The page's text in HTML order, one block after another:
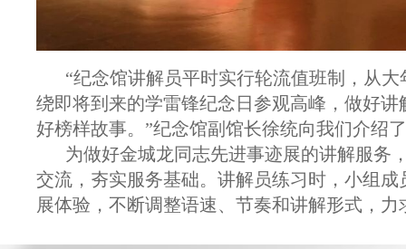
“纪念馆讲解员平时实行轮流值班制，从
绕即将到来的学雷锋纪念日参观高峰，做好
好榜样故事。”纪念馆副馆长徐统向我们介绍
为做好金城龙同志先进事迹展的讲解服务
交流，夯实服务基础。讲解员练习时，小组
展体验，不断调整语速、节奏和讲解形式，